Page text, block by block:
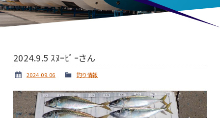
2024.9.5 ｽﾇｰﾋﾟｰさん
2024.09.06 釣り情報